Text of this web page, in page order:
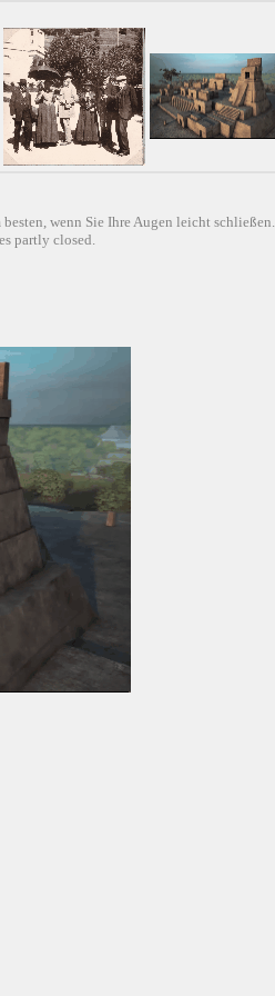
wenn Sie Ihre Augen leicht schließen.
partly closed.